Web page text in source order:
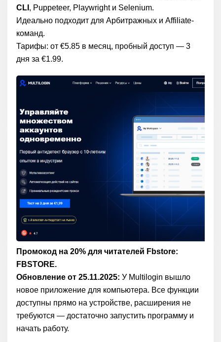
CLI , Puppeteer, Playwright и Selenium.
Идеально подходит для Арбитражных и Affiliate-
команд.
Тарифы: от €5.85 в месяц, пробный доступ — 3
дня за €1.99.
Промокод на 20% для читателей Fbstore:
FBSTORE.
Обновление от 25.11.2025: У Multilogin вышло
новое приложение для компьютера. Все функции
доступны прямо на устройстве, расширения не
требуются — достаточно запустить программу и
начать работу.